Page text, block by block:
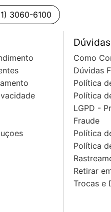
3060-6100
Dúvidas
Como
Dúvidas
Política
Política
LGPD -
Fraude
Política
Política
Retirar
Trocas e